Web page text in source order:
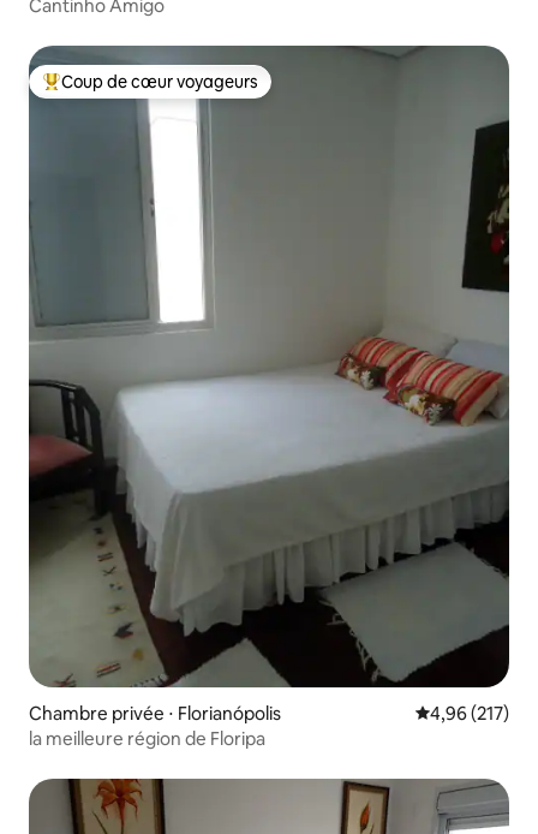
Cantinho Amigo
Coups de cœur voyageurs les plus appréciés
Coup de cœur voyageurs
Chambre privée ⋅ Florianópolis Évaluation
4,96 (217)
la meilleure région de Floripa